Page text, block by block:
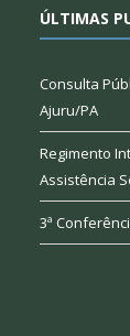
ÚLTIMAS
Consulta
Ajuru/PA
Regimento
Assistência
3ª